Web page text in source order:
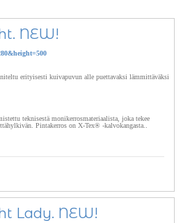
NEW!
erityisesti kuivapuvun alle puettavaksi lämmittäväksi
teknisestä monikerrosmateriaalista, joka tekee
Pintakerros on X-Tex® -kalvokangasta..
Lady. NEW!